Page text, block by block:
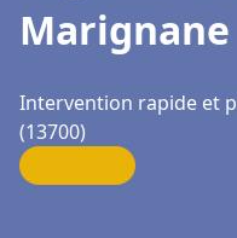
Marignane
Intervention rapide et
(13700)